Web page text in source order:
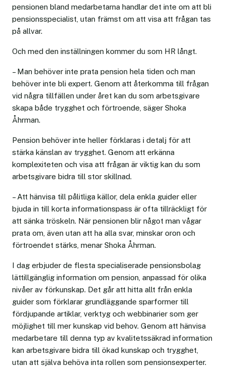
pensionen bland medarbetarna handlar det inte om att bli
pensionsspecialist, utan främst om att visa att frågan tas
på allvar.
Och med den inställningen kommer du som HR långt.
– Man behöver inte prata pension hela tiden och man
behöver inte bli expert. Genom att återkomma till frågan
vid några tillfällen under året kan du som arbetsgivare
skapa både trygghet och förtroende, säger Shoka
Åhrman.
Pension behöver inte heller förklaras i detalj för att
stärka känslan av trygghet. Genom att erkänna
komplexiteten och visa att frågan är viktig kan du som
arbetsgivare bidra till stor skillnad.
– Att hänvisa till pålitliga källor, dela enkla guider eller
bjuda in till korta informationspass är ofta tillräckligt för
att sänka tröskeln. När pensionen blir något man vågar
prata om, även utan att ha alla svar, minskar oron och
förtroendet stärks, menar Shoka Åhrman.
I dag erbjuder de flesta specialiserade pensionsbolag
lättillgänglig information om pension, anpassad för olika
nivåer av förkunskap. Det går att hitta allt från enkla
guider som förklarar grundläggande sparformer till
fördjupande artiklar, verktyg och webbinarier som ger
möjlighet till mer kunskap vid behov. Genom att hänvisa
medarbetare till denna typ av kvalitetssäkrad information
kan arbetsgivare bidra till ökad kunskap och trygghet,
utan att själva behöva inta rollen som pensionsexperter.